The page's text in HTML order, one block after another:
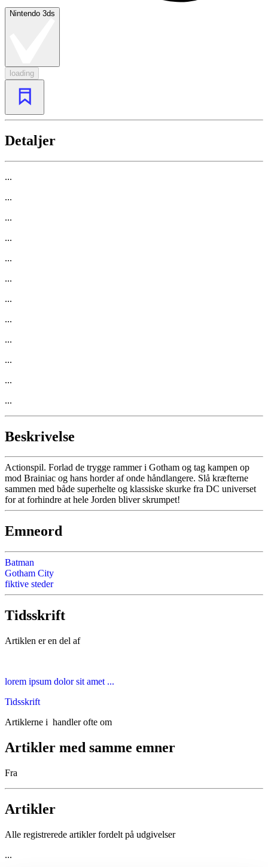
Nintendo 3ds
loading
Detaljer
...
...
...
...
...
...
...
...
...
...
...
...
Beskrivelse
Actionspil. Forlad de trygge rammer i Gotham og tag kampen op
mod Brainiac og hans horder af onde håndlangere. Slå kræfterne
sammen med både superhelte og klassiske skurke fra DC universet
for at forhindre at hele Jorden bliver skrumpet!
Emneord
Batman
Gotham City
fiktive steder
Tidsskrift
Artiklen er en del af
lorem ipsum dolor sit amet ...
Tidsskrift
Artiklerne i handler ofte om
Artikler med samme emner
Fra
Artikler
Alle registrerede artikler fordelt på udgivelser
...